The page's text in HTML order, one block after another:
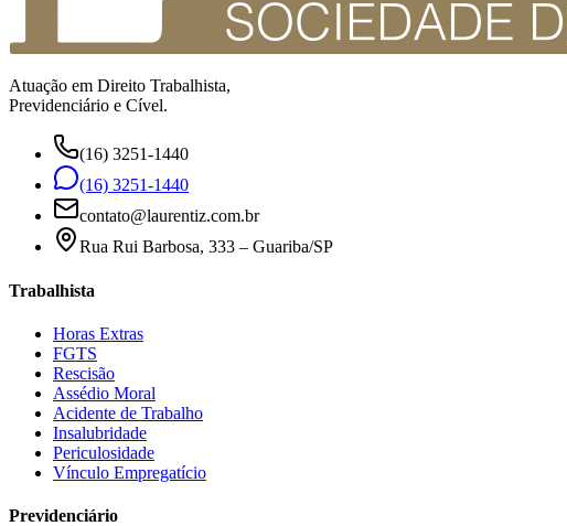
Atuação em Direito Trabalhista,
Previdenciário e Cível.
(16) 3251-1440
(16) 3251-1440
contato@laurentiz.com.br
Rua Rui Barbosa, 333 – Guariba/SP
Trabalhista
Horas Extras
FGTS
Rescisão
Assédio Moral
Acidente de Trabalho
Insalubridade
Periculosidade
Vínculo Empregatício
Previdenciário